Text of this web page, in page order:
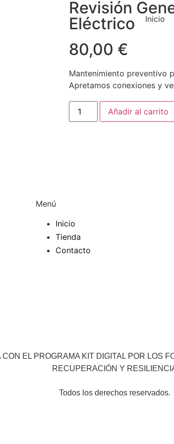
Inicio
Revisión
Eléctrico
80,00 €
Mantenimiento preventivo
Apretamos conexiones y
Añadir al carrito
Menú
Inicio
Tienda
Contacto
EL PROGRAMA KIT DIGITAL POR LOS
RECUPERACIÓN Y
Todos los derechos reservados.